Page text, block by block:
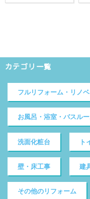
カテゴリ一覧
フルリフォーム・リノ
お風呂・浴室・バスル
洗面化粧台 ト
壁・床工事 建
その他のリフォーム